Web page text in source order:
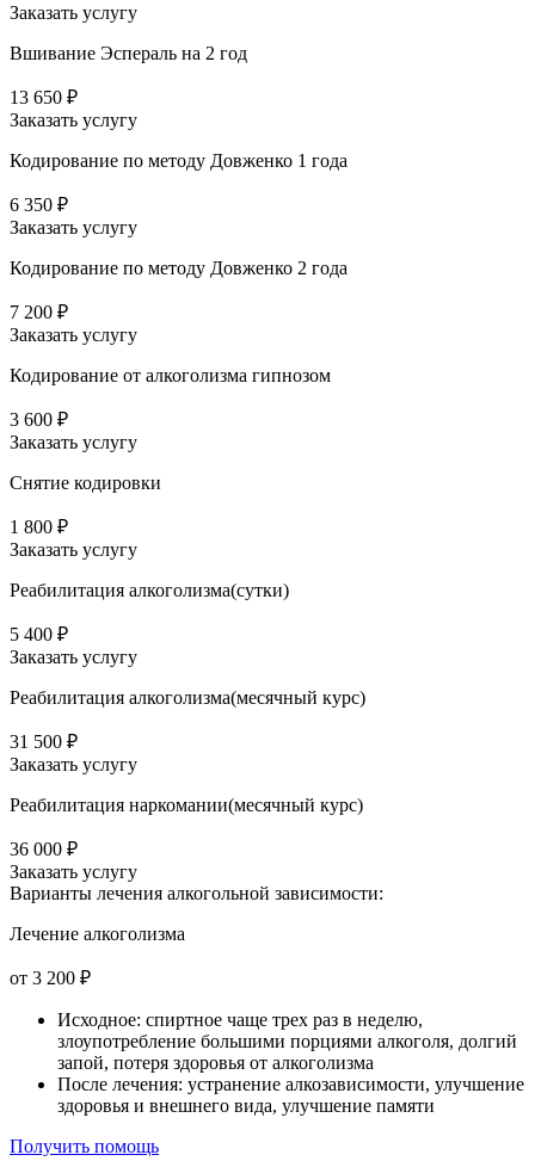
Заказать услугу
Вшивание Эспераль на 2 год
13 650 ₽
Заказать услугу
Кодирование по методу Довженко 1 года
6 350 ₽
Заказать услугу
Кодирование по методу Довженко 2 года
7 200 ₽
Заказать услугу
Кодирование от алкоголизма гипнозом
3 600 ₽
Заказать услугу
Снятие кодировки
1 800 ₽
Заказать услугу
Реабилитация алкоголизма(cутки)
5 400 ₽
Заказать услугу
Реабилитация алкоголизма(месячный курс)
31 500 ₽
Заказать услугу
Реабилитация наркомании(месячный курс)
36 000 ₽
Заказать услугу
Варианты лечения алкогольной зависимости:
Лечение алкоголизма
от 3 200 ₽
Исходное: спиртное чаще трех раз в неделю,
злоупотребление большими порциями алкоголя, долгий
запой, потеря здоровья от алкоголизма
После лечения: устранение алкозависимости, улучшение
здоровья и внешнего вида, улучшение памяти
Получить помощь